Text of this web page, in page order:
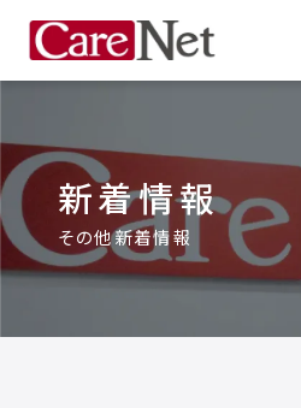
新着情報
その他新着情報